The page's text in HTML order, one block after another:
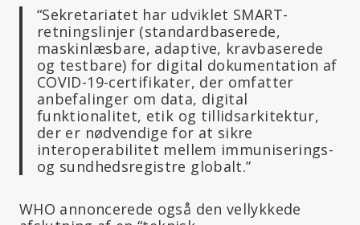
“Sekretariatet har udviklet SMART-
retningslinjer (standardbaserede,
maskinlæsbare, adaptive, kravbaserede
og testbare) for digital dokumentation af
COVID-19-certifikater, der omfatter
anbefalinger om data, digital
funktionalitet, etik og tillidsarkitektur,
der er nødvendige for at sikre
interoperabilitet mellem immuniserings-
og sundhedsregistre globalt.”
WHO annoncerede også den vellykkede